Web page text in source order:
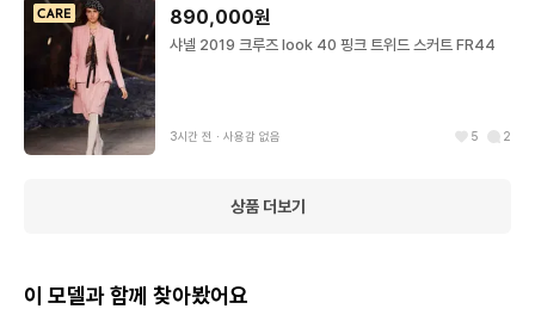
890,000원
샤넬 2019 크루즈 look 40 핑크 트위드 스커트 FR44
3시간 전 ∙ 사용감 없음 5 2
상품 더보기
이 모델과 함께 찾아봤어요